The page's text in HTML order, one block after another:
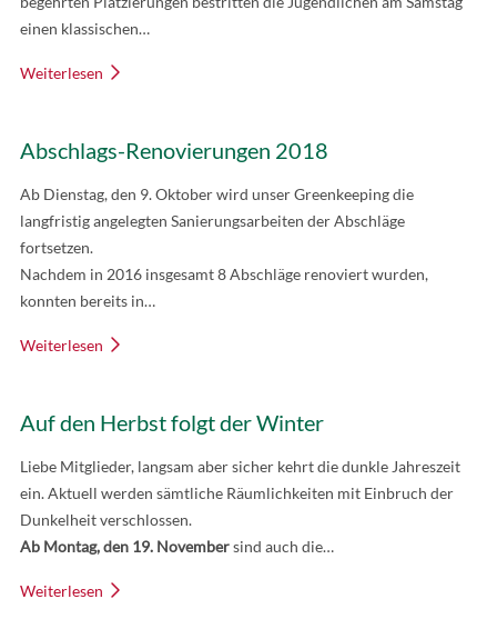
einen klassischen…
Weiterlesen
Abschlags-Renovierungen 2018
Ab Dienstag, den 9. Oktober wird unser Greenkeeping die
langfristig angelegten Sanierungsarbeiten der Abschläge
fortsetzen.
Nachdem in 2016 insgesamt 8 Abschläge renoviert wurden,
konnten bereits in…
Weiterlesen
Auf den Herbst folgt der Winter
Liebe Mitglieder, langsam aber sicher kehrt die dunkle Jahreszeit
ein. Aktuell werden sämtliche Räumlichkeiten mit Einbruch der
Dunkelheit verschlossen.
Ab Montag, den 19. Novembersind auch die…
Weiterlesen